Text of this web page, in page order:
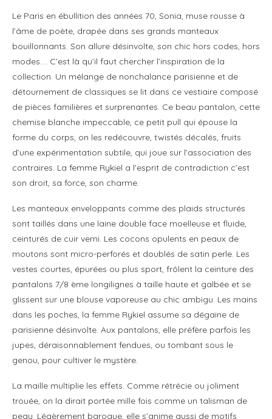
Le Paris en ébullition des années 70, Sonia, muse rousse à
l’âme de poète, drapée dans ses grands manteaux
bouillonnants. Son allure désinvolte, son chic hors codes, hors
modes…. C’est là qu’il faut chercher l’inspiration de la
collection. Un mélange de nonchalance parisienne et de
détournement de classiques se lit dans ce vestiaire composé
de pièces familières et surprenantes. Ce beau pantalon, cette
chemise blanche impeccable, ce petit pull qui épouse la
forme du corps, on les redécouvre, twistés décalés, fruits
d’une expérimentation subtile, qui joue sur l’association des
contraires. La femme Rykiel a l’esprit de contradiction c’est
son droit, sa force, son charme.
Les manteaux enveloppants comme des plaids structurés
sont taillés dans une laine double face moelleuse et fluide,
ceinturés de cuir verni. Les cocons opulents en peaux de
moutons sont micro-perforés et doublés de satin perle. Les
vestes courtes, épurées ou plus sport, frôlent la ceinture des
pantalons 7/8 ème longilignes à taille haute et galbée et se
glissent sur une blouse vaporeuse au chic ambigu. Les mains
dans les poches, la femme Rykiel assume sa dégaine de
parisienne désinvolte. Aux pantalons, elle préfère parfois les
jupes, déraisonnablement fendues, ou tombant sous le
genou, pour cultiver le mystère.
La maille multiplie les effets. Comme rétrécie ou joliment
trouée, on la dirait portée mille fois comme un talisman de
peau. Légèrement baroque, elle s’anime aussi de motifs